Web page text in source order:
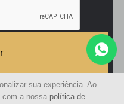
sua experiência. Ao
com a nossa política de